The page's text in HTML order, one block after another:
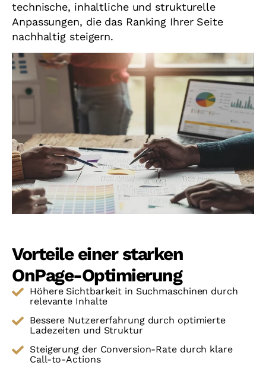
technische, inhaltliche und strukturelle
Anpassungen, die das Ranking Ihrer Seite
nachhaltig steigern.
Vorteile einer starken
OnPage-Optimierung
Höhere Sichtbarkeit in Suchmaschinen durch
relevante Inhalte
Bessere Nutzererfahrung durch optimierte
Ladezeiten und Struktur
Steigerung der Conversion-Rate durch klare
Call-to-Actions